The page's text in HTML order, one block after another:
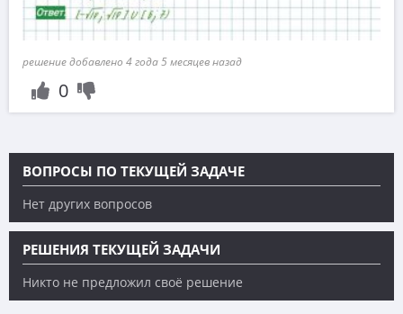
решение добавлено 4 года 5 месяцев назад
0
ВОПРОСЫ ПО ТЕКУЩЕЙ ЗАДАЧЕ
Нет других вопросов
РЕШЕНИЯ ТЕКУЩЕЙ ЗАДАЧИ
Никто не предложил своё решение